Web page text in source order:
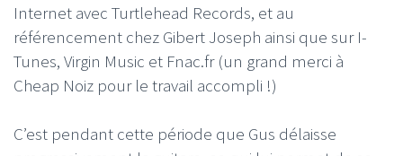
Internet avec Turtlehead Records, et au
référencement chez Gibert Joseph ainsi que sur I-
Tunes, Virgin Music et Fnac.fr (un grand merci à
Cheap Noiz pour le travail accompli !)
C’est pendant cette période que Gus délaisse